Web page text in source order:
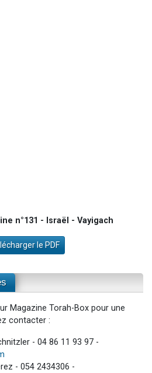
n°131 - Israël - Vayigach
le PDF
Magazine Torah-Box pour une
contacter :
- 04 86 11 93 97 -
- 054 2434306 -